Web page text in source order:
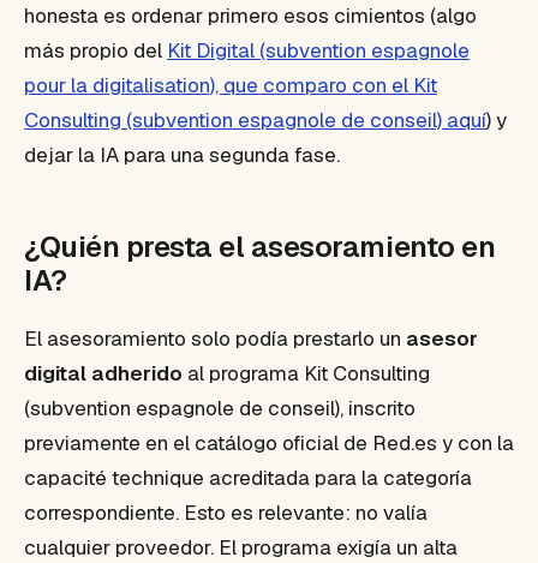
honesta es ordenar primero esos cimientos (algo
más propio del Kit Digital (subvention espagnole
pour la digitalisation), que comparo con el Kit
Consulting (subvention espagnole de conseil) aquí) y
dejar la IA para una segunda fase.
¿Quién presta el asesoramiento en
IA?
El asesoramiento solo podía prestarlo un asesor
digital adherido al programa Kit Consulting
(subvention espagnole de conseil), inscrito
previamente en el catálogo oficial de Red.es y con la
capacité technique acreditada para la categoría
correspondiente. Esto es relevante: no valía
cualquier proveedor. El programa exigía un alta